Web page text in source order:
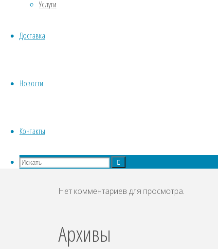
Услуги
Доставка
Новости
Контакты
Искать: Искать
Свежие комментарии
Нет комментариев для просмотра.
Архивы